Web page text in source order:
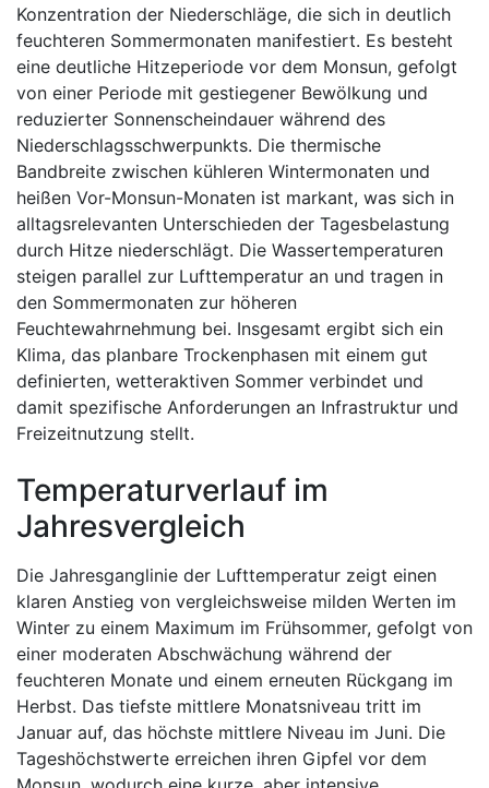
Konzentration der Niederschläge, die sich in deutlich
feuchteren Sommermonaten manifestiert. Es besteht
eine deutliche Hitzeperiode vor dem Monsun, gefolgt
von einer Periode mit gestiegener Bewölkung und
reduzierter Sonnenscheindauer während des
Niederschlagsschwerpunkts. Die thermische
Bandbreite zwischen kühleren Wintermonaten und
heißen Vor-Monsun-Monaten ist markant, was sich in
alltagsrelevanten Unterschieden der Tagesbelastung
durch Hitze niederschlägt. Die Wassertemperaturen
steigen parallel zur Lufttemperatur an und tragen in
den Sommermonaten zur höheren
Feuchtewahrnehmung bei. Insgesamt ergibt sich ein
Klima, das planbare Trockenphasen mit einem gut
definierten, wetteraktiven Sommer verbindet und
damit spezifische Anforderungen an Infrastruktur und
Freizeitnutzung stellt.
Temperaturverlauf im
Jahresvergleich
Die Jahresganglinie der Lufttemperatur zeigt einen
klaren Anstieg von vergleichsweise milden Werten im
Winter zu einem Maximum im Frühsommer, gefolgt von
einer moderaten Abschwächung während der
feuchteren Monate und einem erneuten Rückgang im
Herbst. Das tiefste mittlere Monatsniveau tritt im
Januar auf, das höchste mittlere Niveau im Juni. Die
Tageshöchstwerte erreichen ihren Gipfel vor dem